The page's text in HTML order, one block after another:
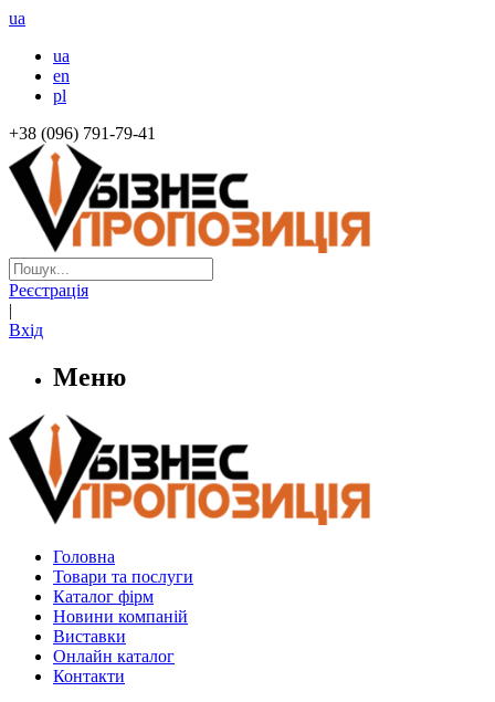
ua
ua
en
pl
+38 (096) 791-79-41
Реєстрація
|
Вхід
Меню
Головна
Товари та послуги
Каталог фірм
Новини компаній
Виставки
Онлайн каталог
Контакти